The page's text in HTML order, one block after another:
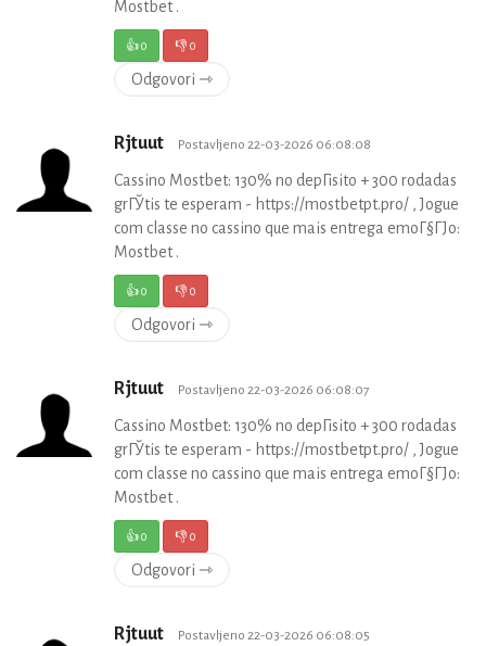
Mostbet .
👍0 👎0
Odgovori ⇾
Rjtuut Postavljeno 22-03-2026 06:08:08
Cassino Mostbet: 130% no depГіsito + 300 rodadas
grГЎtis te esperam - https://mostbetpt.pro/ , Jogue
com classe no cassino que mais entrega emoГ§ГЈo:
Mostbet .
👍0 👎0
Odgovori ⇾
Rjtuut Postavljeno 22-03-2026 06:08:07
Cassino Mostbet: 130% no depГіsito + 300 rodadas
grГЎtis te esperam - https://mostbetpt.pro/ , Jogue
com classe no cassino que mais entrega emoГ§ГЈo:
Mostbet .
👍0 👎0
Odgovori ⇾
Rjtuut Postavljeno 22-03-2026 06:08:05